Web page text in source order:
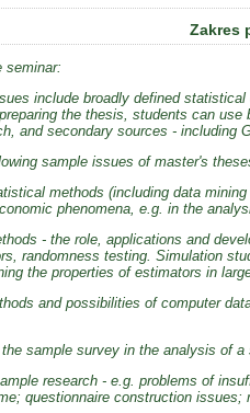
Zakres
seminar:
include broadly defined
the thesis, students can
and secondary sources - including
sample issues of master's
methods (including data
phenomena, e.g. in the
- the role, applications and
randomness testing. Simulation
the properties of estimators in
and possibilities of computer
sample survey in the analysis of
research - e.g. problems of
questionnaire construction issues;